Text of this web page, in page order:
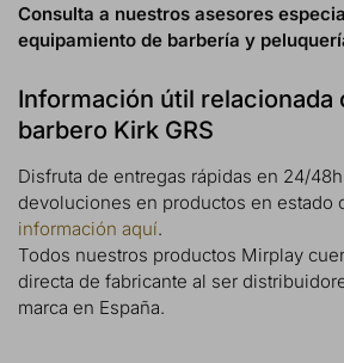
Consulta a nuestros asesores
equipamiento de barbería y
Información útil relacionada
barbero Kirk GRS
Disfruta de entregas rápidas en 24/
devoluciones en productos en estado
información aquí.
Todos nuestros productos Mirplay
directa de fabricante al ser
marca en España.